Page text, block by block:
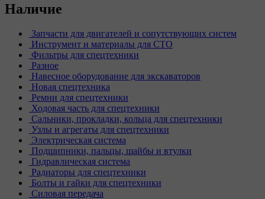
Наличие
Запчасти для двигателей и сопутствующих систем
Инструмент и материалы для СТО
Фильтры для спецтехники
Разное
Навесное оборудование для экскаваторов
Новая спецтехника
Ремни для спецтехники
Ходовая часть для спецтехники
Сальники, прокладки, кольца для спецтехники
Узлы и агрегаты для спецтехники
Электрическая система
Подшипники, пальцы, шайбы и втулки
Гидравлическая система
Радиаторы для спецтехники
Болты и гайки для спецтехники
Силовая передача